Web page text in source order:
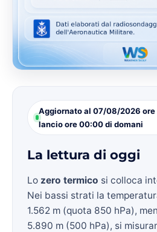
Aggiornato al 07/08/2026 ore
lancio ore 00:00 di domani
La lettura di oggi
Lo zero termico si colloca
Nei bassi strati la
1.562 m (quota 850 hPa),
5.890 m (500 hPa), si